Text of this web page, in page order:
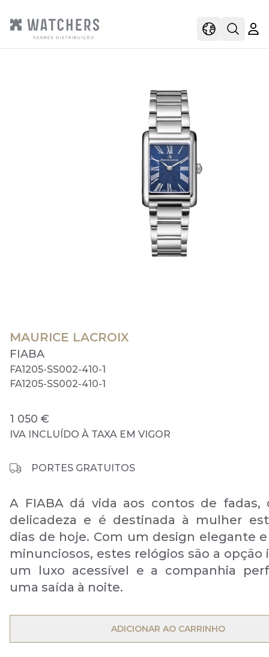
viewOpen
MAURICE LACROIX
FIABA
FA1205-SS002-410-1
FA1205-SS002-410-1
1 050 €
IVA INCLUÍDO À TAXA EM VIGOR
PORTES GRATUITOS
A FIABA dá vida aos contos de fadas,
delicadeza e é destinada à mulher
dias de hoje. Com um design elegante
minunciosos, estes relógios são a opção
um luxo acessível e a companhia
uma saída à noite.
ADICIONAR AO CARRINHO